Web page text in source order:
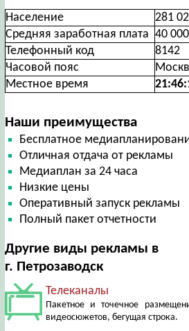
Население
281
Средняя заработная плата 40
Телефонный код
8142
Часовой пояс
Местное время
Наши преимущества
Бесплатное
Отличная отдача от рекламы
Медиаплан за 24 часа
Низкие цены
Оперативный запуск рекламы
Полный пакет отчетности
Другие виды рекламы в
г. Петрозаводск
Телеканалы
Пакетное и точечное
видеосюжетов, бегущая строка.